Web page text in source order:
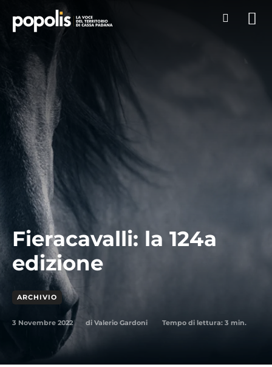
Fieracavalli: la 124a
edizione
ARCHIVIO
3 Novembre 2022 di Valerio Gardoni Tempo di lettura: 3 min.